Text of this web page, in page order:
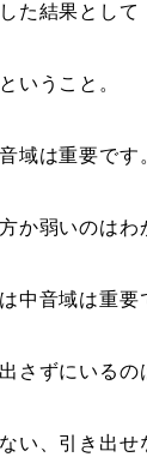
た結果として
いうこと。
域は重要です
か弱いのはわ
中音域は重要
さずにいるの
い、引き出せ